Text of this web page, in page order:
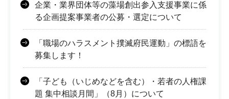
企業・業界団体等の藻場創出参入支援事業に係
る企画提案事業者の公募・選定について
「職場のハラスメント撲滅府民運動」の標語を
募集します！
「子ども（いじめなどを含む）・若者の人権課
題 集中相談月間」（8月）について